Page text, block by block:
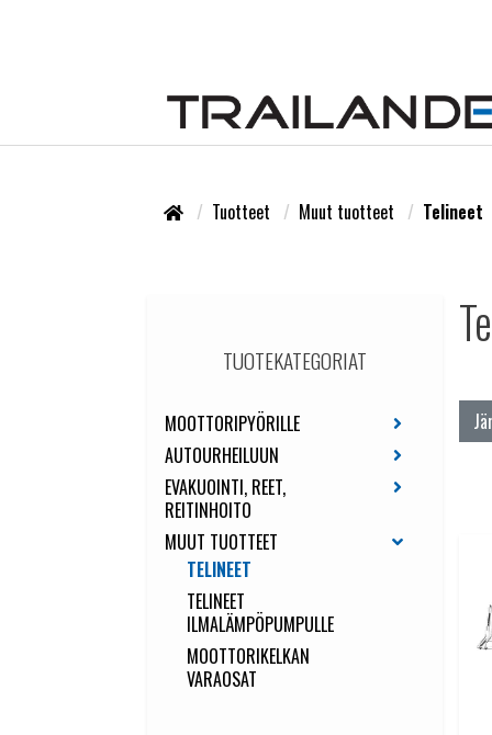
Tuotteet Muut tuotteet Telineet
TUOTEKATEGORIAT
MOOTTORIPYÖRILLE
AUTOURHEILUUN
EVAKUOINTI, REET,
REITINHOITO
MUUT TUOTTEET
TELINEET
TELINEET
ILMALÄMPÖPUMPULLE
MOOTTORIKELKAN
VARAOSAT